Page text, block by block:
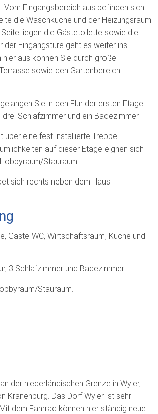
Vom Eingangsbereich aus befinden sich
die Waschküche und der Heizungsraum
liegen die Gästetoilette sowie die
der Eingangstüre geht es weiter ins
hier aus können Sie durch große
sowie den Gartenbereich
Sie in den Flur der ersten Etage.
Schlafzimmer und ein Badezimmer.
über eine fest installierte Treppe
auf dieser Etage eignen sich
Stauraum.
sich rechts neben dem Haus.
Gäste-WC, Wirtschaftsraum, Küche und
3 Schlafzimmer und Badezimmer
Stauraum.
der niederländischen Grenze in Wyler,
Kranenburg. Das Dorf Wyler ist sehr
dem Fahrrad können hier ständig neue